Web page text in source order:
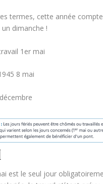
termes, cette année
dimanche !
1er mai
8 mai
est le seul jour